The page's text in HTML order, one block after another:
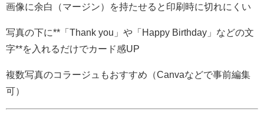
画像に余白（マージン）を持たせると印刷時に切れにくい
写真の下に**「Thank you」や「Happy Birthday」などの文
字**を入れるだけでカード感UP
複数写真のコラージュもおすすめ（Canvaなどで事前編集
可）